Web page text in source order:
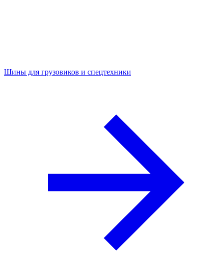
Шины для грузовиков и спецтехники